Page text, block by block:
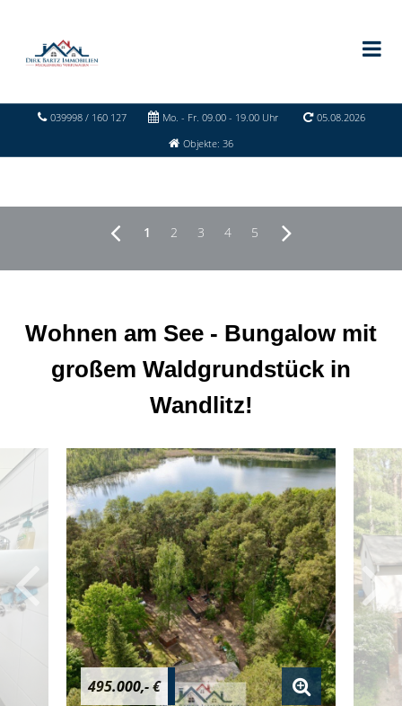
039998 / 160 127 Mo. - Fr. 09.00 - 19.00 Uhr
05.08.2026
Objekte: 36
1 2 3 4 5
Wohnen am See - Bungalow mit
großem Waldgrundstück in
Wandlitz!
495.000,- €